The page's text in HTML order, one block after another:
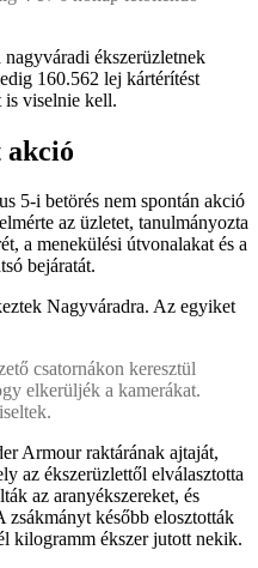
ékszerüzletnek
160.562 lej kártérítést
is viselnie kell.
akció
5-i betörés nem spontán akció
az üzletet, tanulmányozta
a menekülési útvonalakat és a
bejáratát.
Nagyváradra. Az egyiket
csatornákon keresztül
elkerüljék a kamerákat.
Armour raktárának ajtaját,
az ékszerüzlettől elválasztotta
az aranyékszereket, és
zsákmányt később elosztották
kilogramm ékszer jutott nekik.